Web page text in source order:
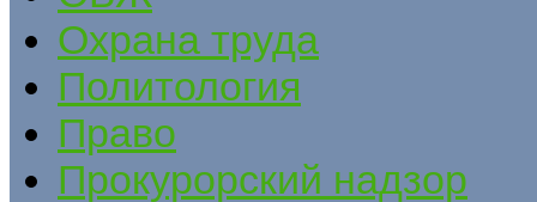
Охрана труда
Политология
Право
Прокурорский надзор